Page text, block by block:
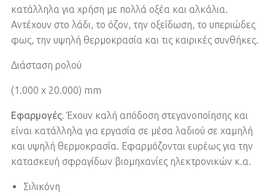
κατάλληλα για χρήση με πολλά οξέα και αλκάλια.
Αντέχουν στο λάδι, το όζον, την οξείδωση, το υπεριώδες
φως, την υψηλή θερμοκρασία και τις καιρικές συνθήκες.
Διάσταση ρολού
(1.000 x 20.000) mm
Εφαρμογές.Έχουν καλή απόδοση στεγανοποίησης και
είναι κατάλληλα για εργασία σε μέσα λαδιού σε χαμηλή
και υψηλή θερμοκρασία. Εφαρμόζονται ευρέως για την
κατασκευή σφραγίδων βιομηχανίες ηλεκτρονικών κ.α.
Σιλικόνη